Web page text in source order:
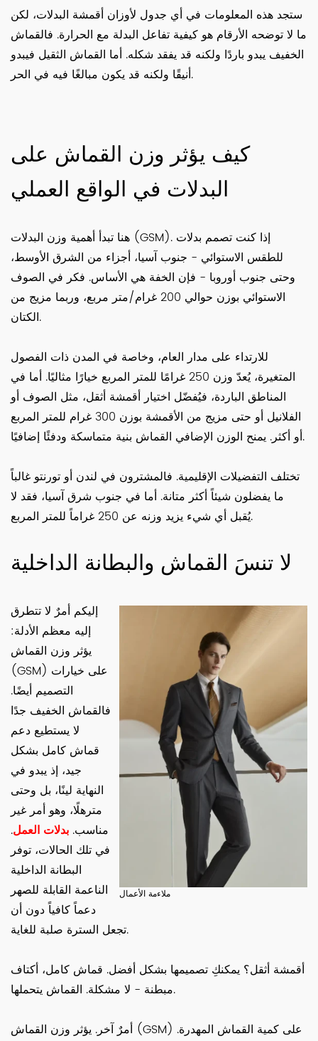
ستجد هذه المعلومات في أي جدول لأوزان أقمشة البدلات، لكن
ما لا توضحه الأرقام هو كيفية تفاعل البدلة مع الحرارة. فالقماش
الخفيف يبدو باردًا ولكنه قد يفقد شكله. أما القماش الثقيل فيبدو
أنيقًا ولكنه قد يكون مبالغًا فيه في الحر.
كيف يؤثر وزن القماش على
البدلات في الواقع العملي
هنا تبدأ أهمية وزن البدلات (GSM). إذا كنت تصمم بدلات
للطقس الاستوائي - جنوب آسيا، أجزاء من الشرق الأوسط،
وحتى جنوب أوروبا - فإن الخفة هي الأساس. فكر في الصوف
الاستوائي بوزن حوالي 200 غرام/متر مربع، وربما مزيج من
الكتان.
للارتداء على مدار العام، وخاصة في المدن ذات الفصول
المتغيرة، يُعدّ وزن 250 غرامًا للمتر المربع خيارًا مثاليًا. أما في
المناطق الباردة، فيُفضّل اختيار أقمشة أثقل، مثل الصوف أو
الفلانيل أو حتى مزيج من الأقمشة بوزن 300 غرام للمتر المربع
أو أكثر. يمنح الوزن الإضافي القماش بنية متماسكة ودفئًا إضافيًا.
تختلف التفضيلات الإقليمية. فالمشترون في لندن أو تورنتو غالباً
ما يفضلون شيئاً أكثر متانة. أما في جنوب شرق آسيا، فقد لا
يُقبل أي شيء يزيد وزنه عن 250 غراماً للمتر المربع.
لا تنسَ القماش والبطانة الداخلية
ملاءمة الأعمال
إليكم أمرٌ لا تتطرق
إليه معظم الأدلة:
يؤثر وزن القماش
(GSM) على خيارات
التصميم أيضًا.
فالقماش الخفيف جدًا
لا يستطيع دعم
قماش كامل بشكل
جيد، إذ يبدو في
النهاية لينًا، بل وحتى
مترهلًا، وهو أمر غير
مناسب. بدلات العمل.
في تلك الحالات، توفر
البطانة الداخلية
الناعمة القابلة للصهر
دعماً كافياً دون أن
تجعل السترة صلبة للغاية.
أقمشة أثقل؟ يمكنكِ تصميمها بشكل أفضل. قماش كامل، أكتاف
مبطنة - لا مشكلة. القماش يتحملها.
أمرٌ آخر. يؤثر وزن القماش (GSM) على كمية القماش المهدرة.